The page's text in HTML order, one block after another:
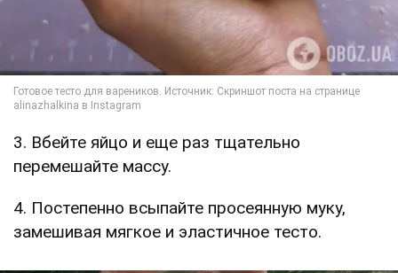
3. Вбейте яйцо и еще раз тщательно
перемешайте массу.
4. Постепенно всыпайте просеянную муку,
замешивая мягкое и эластичное тесто.